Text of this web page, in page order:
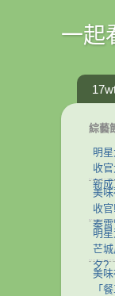
一起
綜藝
明
收
新
美
收
秦
明
芒
夕?
美
「